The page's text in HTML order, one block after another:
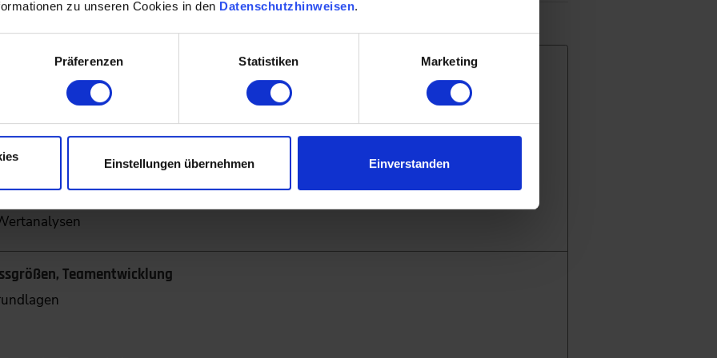
zu unseren Cookies in den Datenschutzhinweisen.
Präferenzen Statistiken Marketing
Einstellungen übernehmen Einverstanden
Anwendungsgebiete
in Routineprozessen
Teamentwicklung